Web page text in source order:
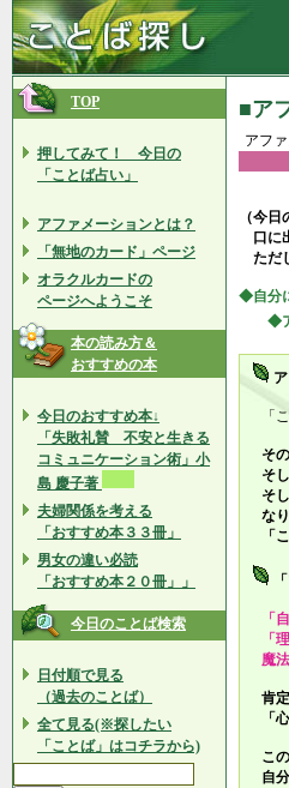
★私は、
TOP
押してみて！ 今日の
「ことば占い」
アファメーションとは？
「無地のカード」ページ
オラクルカードの
ページへようこそ
本の読み方＆
おすすめの本
今日のおすすめ本↓
「失敗礼賛 不安と生きる
コミュニケーション術」小
島 慶子著
夫婦関係を考える
「おすすめ本３３冊」
男女の違い必読
「おすすめ本２０冊」」
今日のことば検索
日付順で見る
（過去のことば）
全て見る(※探したい
「ことば」はコチラから)
■ア
アフ
（今
口に
ただ
◆自分
◆ア
「こ
その
そし
そし
なり
「こ
「自
「理
魔法
肯定
「心
この
自分